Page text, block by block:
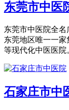
东莞市中医
东莞市中医院全名
东莞地区唯一一
等现代化中医医院
石家庄市中